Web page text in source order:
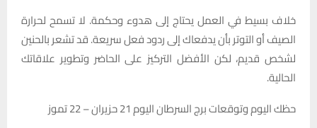
خلاف بسيط في العمل يحتاج إلى هدوء وحكمة. لا تسمح لحرارة
الصيف أو التوتر بأن يدفعاك إلى ردود فعل سريعة. قد تشعر بالحنين
لشخص قديم، لكن الأفضل التركيز على الحاضر وتطوير علاقاتك
الحالية.
حظك اليوم وتوقعات برج السرطان اليوم 21 حزيران – 22 تموز